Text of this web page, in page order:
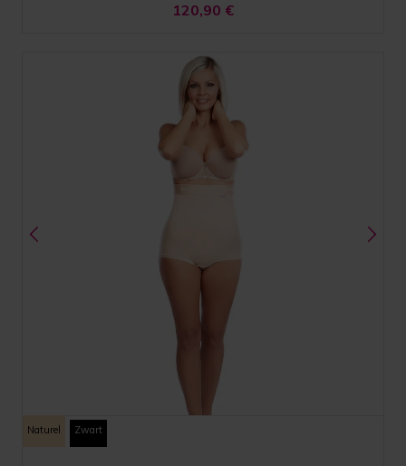
120,90 €
Naturel Zwart